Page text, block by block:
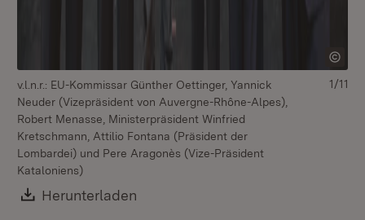
v.l.n.r.: EU-Kommissar Günther Oettinger, Yannick
Neuder (Vizepräsident von Auvergne-Rhône-Alpes),
Robert Menasse, Ministerpräsident Winfried
Kretschmann, Attilio Fontana (Präsident der
Lombardei) und Pere Aragonès (Vize-Präsident
Kataloniens)
Download:
Herunterladen
1/11